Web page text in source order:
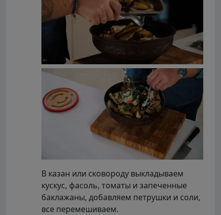
В казан или сковороду выкладываем
кускус, фасоль, томаты и запеченные
баклажаны, добавляем петрушки и соли,
все перемешиваем.